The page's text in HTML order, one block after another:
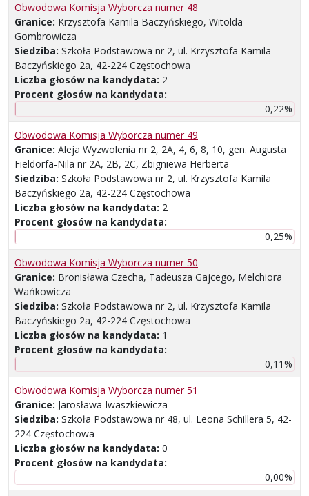
Obwodowa Komisja Wyborcza numer 48
Granice: Krzysztofa Kamila Baczyńskiego, Witolda
Gombrowicza
Siedziba: Szkoła Podstawowa nr 2, ul. Krzysztofa Kamila
Baczyńskiego 2a, 42-224 Częstochowa
Liczba głosów na kandydata: 2
Procent głosów na kandydata:
0,22%
Obwodowa Komisja Wyborcza numer 49
Granice: Aleja Wyzwolenia nr 2, 2A, 4, 6, 8, 10, gen. Augusta
Fieldorfa-Nila nr 2A, 2B, 2C, Zbigniewa Herberta
Siedziba: Szkoła Podstawowa nr 2, ul. Krzysztofa Kamila
Baczyńskiego 2a, 42-224 Częstochowa
Liczba głosów na kandydata: 2
Procent głosów na kandydata:
0,25%
Obwodowa Komisja Wyborcza numer 50
Granice: Bronisława Czecha, Tadeusza Gajcego, Melchiora
Wańkowicza
Siedziba: Szkoła Podstawowa nr 2, ul. Krzysztofa Kamila
Baczyńskiego 2a, 42-224 Częstochowa
Liczba głosów na kandydata: 1
Procent głosów na kandydata:
0,11%
Obwodowa Komisja Wyborcza numer 51
Granice: Jarosława Iwaszkiewicza
Siedziba: Szkoła Podstawowa nr 48, ul. Leona Schillera 5, 42-
224 Częstochowa
Liczba głosów na kandydata: 0
Procent głosów na kandydata:
0,00%